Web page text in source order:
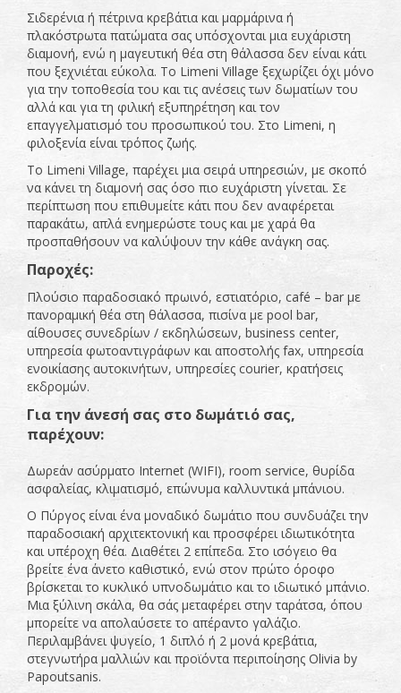
Σιδερένια ή πέτρινα κρεβάτια και μαρμάρινα ή
πλακόστρωτα πατώματα σας υπόσχονται μια ευχάριστη
διαμονή, ενώ η μαγευτική θέα στη θάλασσα δεν είναι κάτι
που ξεχνιέται εύκολα. Το Limeni Village ξεχωρίζει όχι μόνο
για την τοποθεσία του και τις ανέσεις των δωματίων του
αλλά και για τη φιλική εξυπηρέτηση και τον
επαγγελματισμό του προσωπικού του. Στο Limeni, η
φιλοξενία είναι τρόπος ζωής.
To Limeni Village, παρέχει μια σειρά υπηρεσιών, με σκοπό
να κάνει τη διαμονή σας όσο πιο ευχάριστη γίνεται. Σε
περίπτωση που επιθυμείτε κάτι που δεν αναφέρεται
παρακάτω, απλά ενημερώστε τους και με χαρά θα
προσπαθήσουν να καλύψουν την κάθε ανάγκη σας.
Παροχές:
Πλούσιο παραδοσιακό πρωινό, εστιατόριο, café – bar με
πανοραμική θέα στη θάλασσα, πισίνα με pool bar,
αίθουσες συνεδρίων / εκδηλώσεων, business center,
υπηρεσία φωτοαντιγράφων και αποστολής fax, υπηρεσία
ενοικίασης αυτοκινήτων, υπηρεσίες courier, κρατήσεις
εκδρομών.
Για την άνεσή σας στο δωμάτιό σας,
παρέχουν:
Δωρεάν ασύρματο Internet (WIFI), room service, θυρίδα
ασφαλείας, κλιματισμό, επώνυμα καλλυντικά μπάνιου.
Ο Πύργος είναι ένα μοναδικό δωμάτιο που συνδυάζει την
παραδοσιακή αρχιτεκτονική και προσφέρει ιδιωτικότητα
και υπέροχη θέα. Διαθέτει 2 επίπεδα. Στο ισόγειο θα
βρείτε ένα άνετο καθιστικό, ενώ στον πρώτο όροφο
βρίσκεται το κυκλικό υπνοδωμάτιο και το ιδιωτικό μπάνιο.
Μια ξύλινη σκάλα, θα σάς μεταφέρει στην ταράτσα, όπου
μπορείτε να απολαύσετε το απέραντο γαλάζιο.
Περιλαμβάνει ψυγείο, 1 διπλό ή 2 μονά κρεβάτια,
στεγνωτήρα μαλλιών και προϊόντα περιποίησης Olivia by
Papoutsanis.